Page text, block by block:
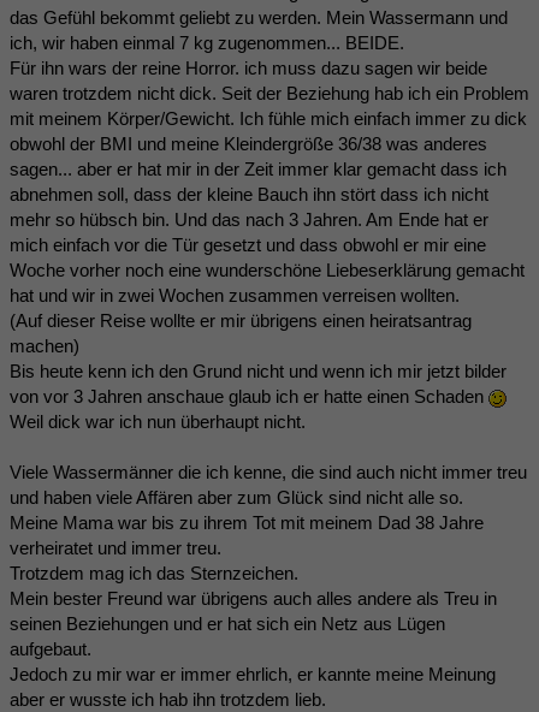
das Gefühl bekommt geliebt zu werden. Mein Wassermann und
ich, wir haben einmal 7 kg zugenommen... BEIDE.
Für ihn wars der reine Horror. ich muss dazu sagen wir beide
waren trotzdem nicht dick. Seit der Beziehung hab ich ein Problem
mit meinem Körper/Gewicht. Ich fühle mich einfach immer zu dick
obwohl der BMI und meine Kleindergröße 36/38 was anderes
sagen... aber er hat mir in der Zeit immer klar gemacht dass ich
abnehmen soll, dass der kleine Bauch ihn stört dass ich nicht
mehr so hübsch bin. Und das nach 3 Jahren. Am Ende hat er
mich einfach vor die Tür gesetzt und dass obwohl er mir eine
Woche vorher noch eine wunderschöne Liebeserklärung gemacht
hat und wir in zwei Wochen zusammen verreisen wollten.
(Auf dieser Reise wollte er mir übrigens einen heiratsantrag
machen)
Bis heute kenn ich den Grund nicht und wenn ich mir jetzt bilder
von vor 3 Jahren anschaue glaub ich er hatte einen Schaden
Weil dick war ich nun überhaupt nicht.
Viele Wassermänner die ich kenne, die sind auch nicht immer treu
und haben viele Affären aber zum Glück sind nicht alle so.
Meine Mama war bis zu ihrem Tot mit meinem Dad 38 Jahre
verheiratet und immer treu.
Trotzdem mag ich das Sternzeichen.
Mein bester Freund war übrigens auch alles andere als Treu in
seinen Beziehungen und er hat sich ein Netz aus Lügen
aufgebaut.
Jedoch zu mir war er immer ehrlich, er kannte meine Meinung
aber er wusste ich hab ihn trotzdem lieb.